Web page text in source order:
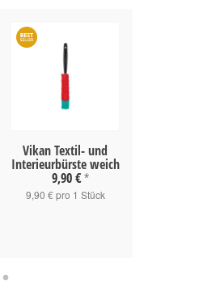
Vikan Textil- und
Interieurbürste weich
9,90 € *
9,90 € pro 1 Stück